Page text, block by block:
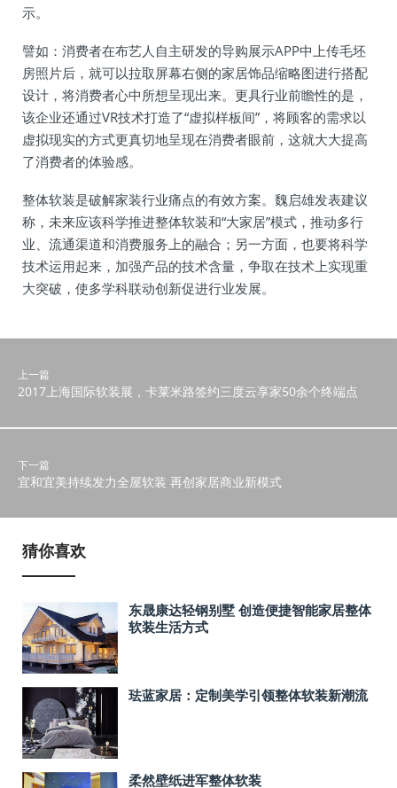
示。
譬如：消费者在布艺人自主研发的导购展示APP中上传毛坯
房照片后，就可以拉取屏幕右侧的家居饰品缩略图进行搭配
设计，将消费者心中所想呈现出来。更具行业前瞻性的是，
该企业还通过VR技术打造了“虚拟样板间”，将顾客的需求以
虚拟现实的方式更真切地呈现在消费者眼前，这就大大提高
了消费者的体验感。
整体软装是破解家装行业痛点的有效方案。魏启雄发表建议
称，未来应该科学推进整体软装和“大家居”模式，推动多行
业、流通渠道和消费服务上的融合；另一方面，也要将科学
技术运用起来，加强产品的技术含量，争取在技术上实现重
大突破，使多学科联动创新促进行业发展。
上一篇
2017上海国际软装展，卡莱米路签约三度云享家50余个终端点
下一篇
宜和宜美持续发力全屋软装 再创家居商业新模式
猜你喜欢
东晟康达轻钢别墅 创造便捷智能家居整体
软装生活方式
珐蓝家居：定制美学引领整体软装新潮流
柔然壁纸进军整体软装